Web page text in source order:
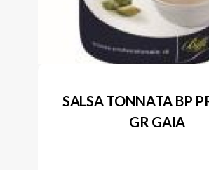
SALSA TONNATA BP
GR GAIA